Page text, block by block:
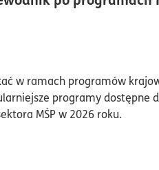
w ramach programów
programy dostępne
MŚP w 2026 roku.